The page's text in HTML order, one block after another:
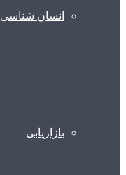
انسان شناسی
بازاریابی